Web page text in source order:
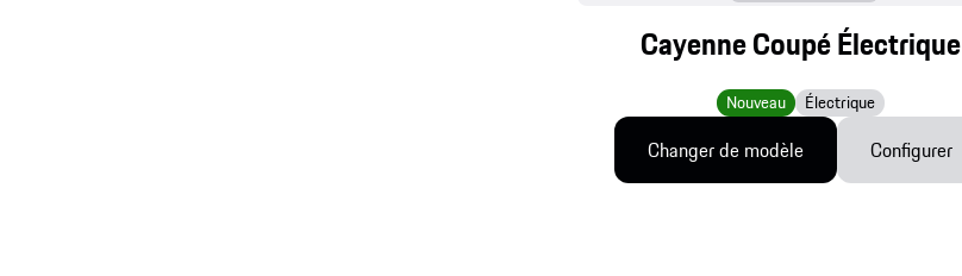
Cayenne Coupé Électrique
Nouveau Électrique
Changer de modèle Configurer